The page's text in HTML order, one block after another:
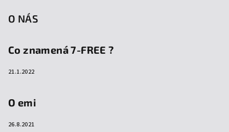
O NÁS
Co znamená 7-FREE ?
21.1.2022
O emi
26.8.2021